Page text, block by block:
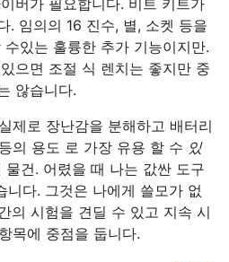
. 임의의 16 진수, 별, 소켓 등을
수있는 훌륭한 추가 기능이지만.
으면 조절 식 렌치는 좋지만 중
않습니다.
제로 장난감을 분해하고 배터리
의 용도 로 가장 유용 할 수 있
건. 어렸을 때 나는 값싼 도구
니다. 그것은 나에게 쓸모가 없
의 시험을 견딜 수 있고 지속 시
목에 중점을 둡니다.